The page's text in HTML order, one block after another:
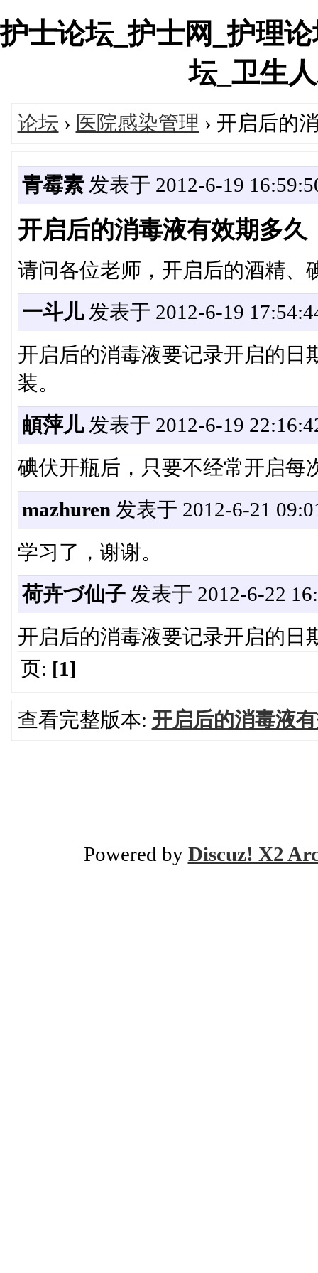
护士论坛_护士网_护理
坛_卫生
论坛 › 医院感染管理 › 开启后的
青霉素发表于 2012-6-19
开启后的消毒液有效期多久
请问各位老师，开启后的酒精、
一斗儿发表于 2012-6-19
开启后的消毒液要记录开启的日
装。
頔萍儿发表于 2012-6-19
碘伏开瓶后，只要不经常开启每
mazhuren 发表于 2012-6-21
学习了，谢谢。
荷卉づ仙子发表于 2012-6-22
开启后的消毒液要记录开启的日
页: [1]
查看完整版本: 开启后的消毒液
Powered by Discuz! X2